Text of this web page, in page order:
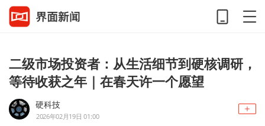
二级市场投资者：从生活细节到硬核调研，
等待收获之年｜在春天许一个愿望
硬科技
2026年02月19日 01:00